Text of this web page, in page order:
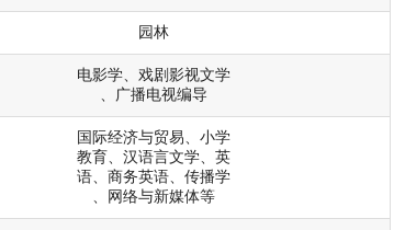
园林
电影学、戏剧影视文学
、广播电视编导
国际经济与贸易、小学
教育、汉语言文学、英
语、商务英语、传播学
、网络与新媒体等